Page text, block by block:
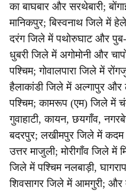
का बाघबार और सरथेबारी;
मानिकपुर; बिस्वनाथ जिले में
दरंग जिले में पथोरुघाट और
धुबरी जिले में अगोमोनी और
पश्चिम; गोवालपारा जिले में
हैलाकांडी जिले में अल्गापुर और
पश्चिम; कामरूप (एम) जिले में
गुवाहाटी, कायन, छयगाँव,
बदरपुर; लखीमपुर जिले में
उत्तर माजुली; मोरीगाँव जिले में
जिले में पश्चिम नलबाड़ी,
शिवसागर जिले में आमगुरी; और